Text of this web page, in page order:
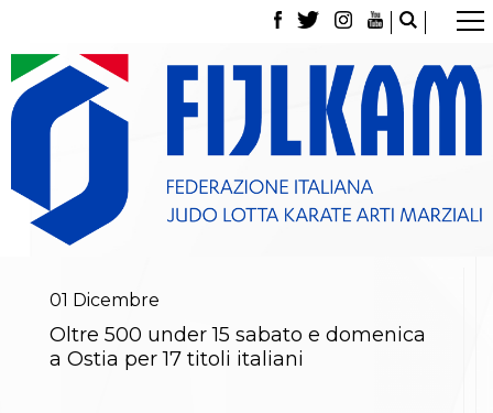
La Federazione
Tesseramento
Contatti
Norme e modulistica Affiliazioni e Tesseramenti
Classifica Società Sportive con più di 100 atleti
tesserati
Media
Partners
01 Dicembre
Oltre 500 under 15 sabato e domenica
a Ostia per 17 titoli italiani